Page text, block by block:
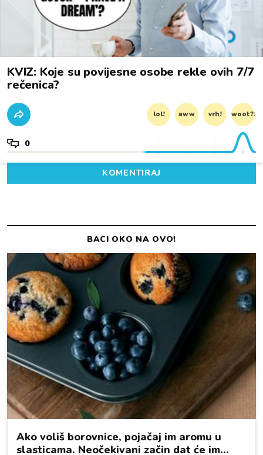
KVIZ: Koje su povijesne osobe rekle ovih 7/7
rečenica?
lol! aww vrh! woot?!
0
KOMENTIRAJ